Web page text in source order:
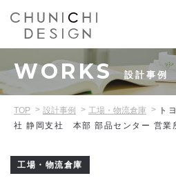
WORKS 設計事例
TOP 設計事例 工場・物流倉庫
ト
社 静岡支社 本部 部品センター 営業
工場・物流倉庫